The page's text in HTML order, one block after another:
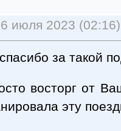
июля 2023 (02:16)
за такой
восторг от
эту